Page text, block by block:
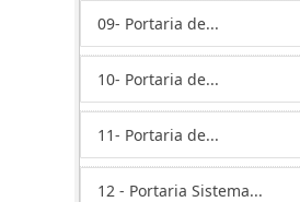
09- Portaria de...
10- Portaria de...
11- Portaria de...
12 - Portaria Sistema...